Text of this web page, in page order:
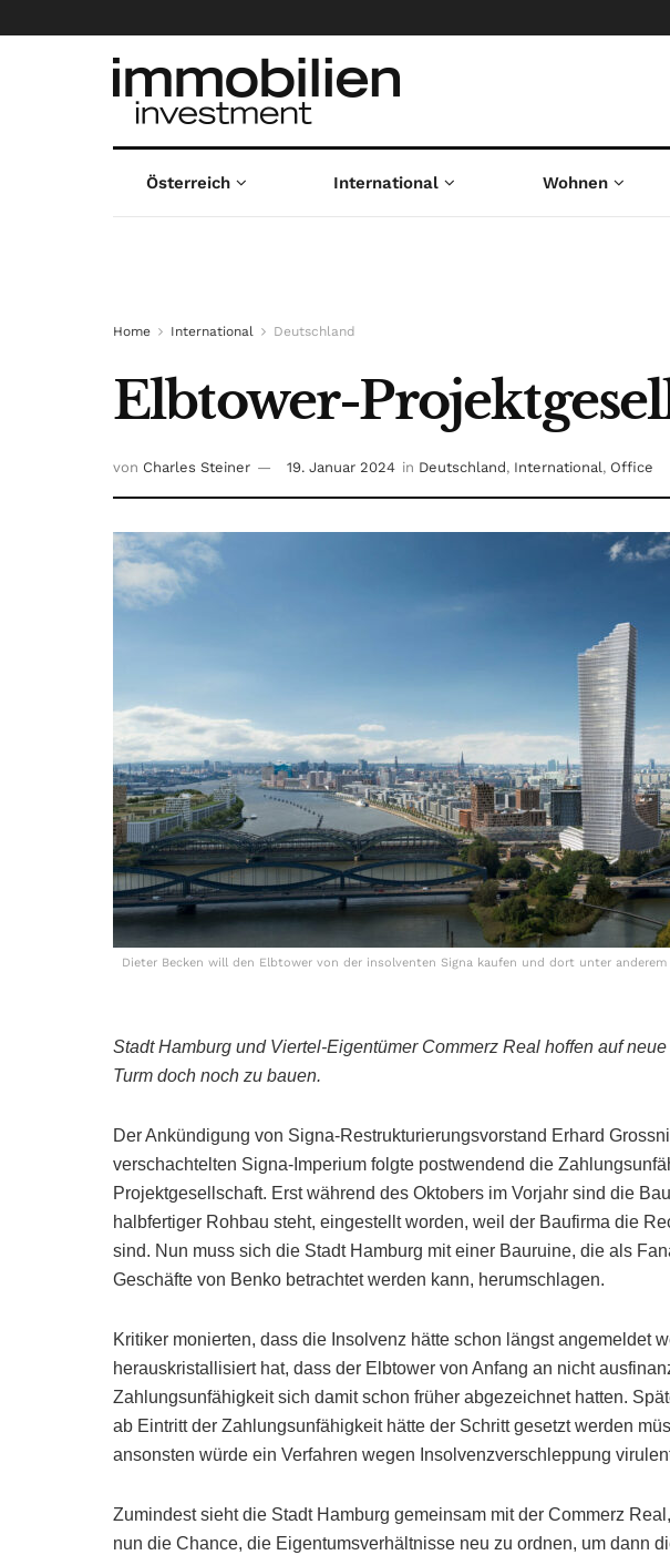
Österreich International Wohnen
Home International Deutschland
Elbtower-
von Charles Steiner 19. Januar 2024 in Deutschland, International, Office
Dieter Becken will den Elbtower von der insolventen Signa kaufen und dort unter
Stadt Hamburg und Viertel-Eigentümer Commerz Real hoffen auf
Turm doch noch zu bauen.
Der Ankündigung von Signa-Restrukturierungsvorstand Erhard
verschachtelten Signa-Imperium folgte postwendend die
Projektgesellschaft. Erst während des Oktobers im Vorjahr sind die
halbfertiger Rohbau steht, eingestellt worden, weil der Baufirma die
sind. Nun muss sich die Stadt Hamburg mit einer Bauruine, die als
Geschäfte von Benko betrachtet werden kann, herumschlagen.
Kritiker monierten, dass die Insolvenz hätte schon längst angemeldet
herauskristallisiert hat, dass der Elbtower von Anfang an nicht
Zahlungsunfähigkeit sich damit schon früher abgezeichnet hatten.
ab Eintritt der Zahlungsunfähigkeit hätte der Schritt gesetzt werden
ansonsten würde ein Verfahren wegen Insolvenzverschleppung
Zumindest sieht die Stadt Hamburg gemeinsam mit der Commerz
nun die Chance, die Eigentumsverhältnisse neu zu ordnen, um dann